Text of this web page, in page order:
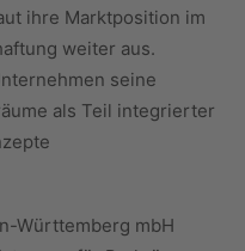
ihre Marktposition im
weiter aus.
seine
als Teil integrierter
Württemberg mbH